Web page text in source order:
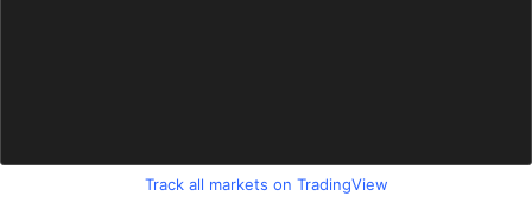
Track all markets on TradingView